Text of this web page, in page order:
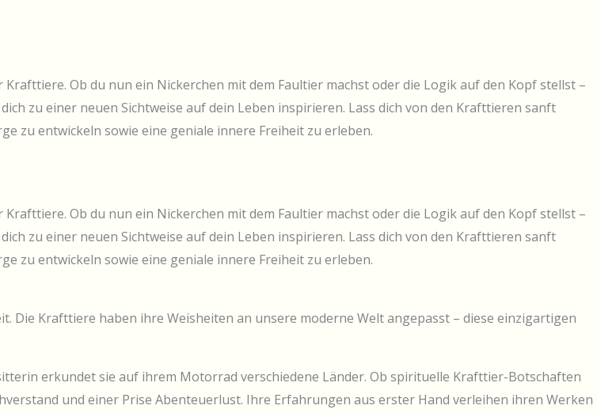
Ob du nun ein Nickerchen mit dem Faultier machst oder die Logik auf den Kopf stellst –
zu einer neuen Sichtweise auf dein Leben inspirieren. Lass dich von den Krafttieren sanft
zu entwickeln sowie eine geniale innere Freiheit zu erleben.
Ob du nun ein Nickerchen mit dem Faultier machst oder die Logik auf den Kopf stellst –
zu einer neuen Sichtweise auf dein Leben inspirieren. Lass dich von den Krafttieren sanft
zu entwickeln sowie eine geniale innere Freiheit zu erleben.
Die Krafttiere haben ihre Weisheiten an unsere moderne Welt angepasst – diese einzigartigen
erkundet sie auf ihrem Motorrad verschiedene Länder. Ob spirituelle Krafttier-Botschaften
und einer Prise Abenteuerlust. Ihre Erfahrungen aus erster Hand verleihen ihren Werken